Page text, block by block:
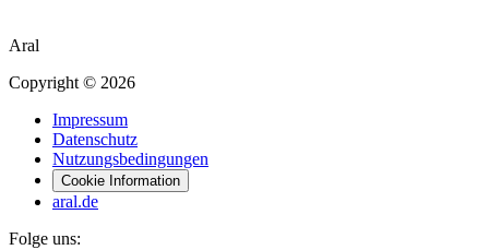
Aral
Copyright © 2026
Impressum
Datenschutz
Nutzungsbedingungen
Cookie Information
aral.de
Folge uns: